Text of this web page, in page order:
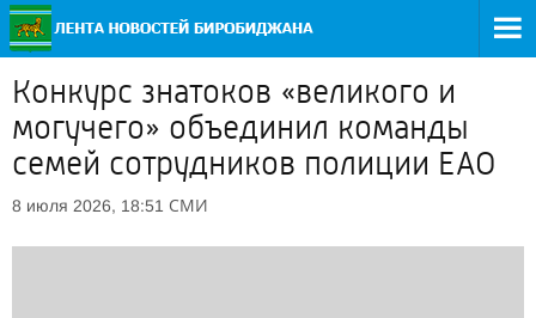
Конкурс знатоков «великого и
могучего» объединил команды
семей сотрудников полиции ЕАО
8 июля 2026, 18:51 СМИ